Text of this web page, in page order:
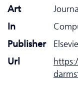
Art
In
Publisher
Url